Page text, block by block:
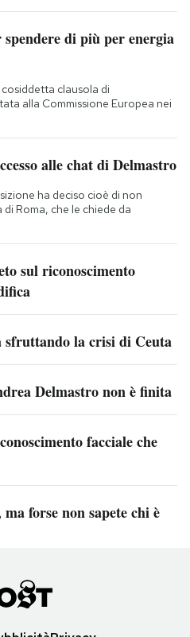
di più per energia
clausola di
alla Commissione Europea nei
alle chat di Delmastro
ha deciso cioè di non
Roma, che le chiede da
sul riconoscimento
sfruttando la crisi di Ceuta
Delmastro non è finita
facciale che
forse non sapete chi è